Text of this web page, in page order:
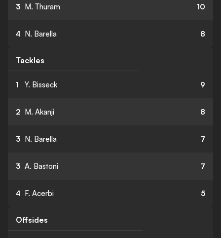
3 M. Thuram 10
4 N. Barella 8
Tackles
1 Y. Bisseck 9
2 M. Akanji 8
3 N. Barella 7
3 A. Bastoni 7
4 F. Acerbi 5
Offsides